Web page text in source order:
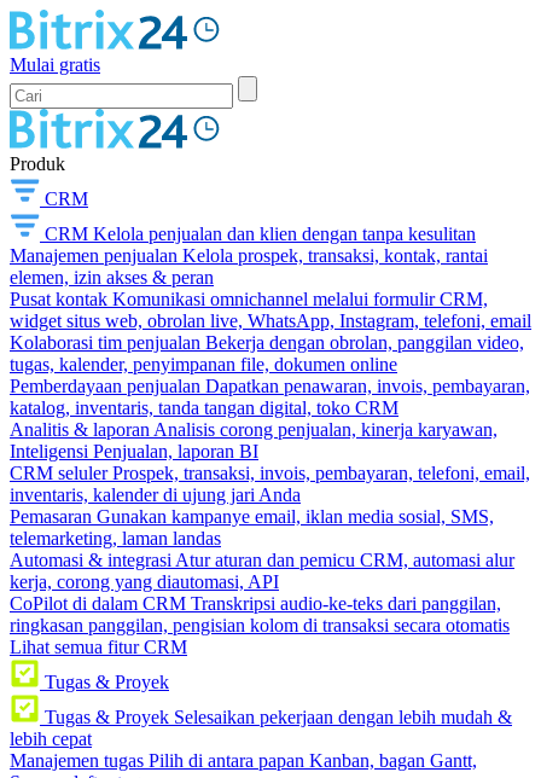
Mulai gratis
Produk
CRM
CRM Kelola penjualan dan klien dengan tanpa kesulitan
Manajemen penjualan Kelola prospek, transaksi, kontak, rantai
elemen, izin akses & peran
Pusat kontak Komunikasi omnichannel melalui formulir CRM,
widget situs web, obrolan live, WhatsApp, Instagram, telefoni, email
Kolaborasi tim penjualan Bekerja dengan obrolan, panggilan video,
tugas, kalender, penyimpanan file, dokumen online
Pemberdayaan penjualan Dapatkan penawaran, invois, pembayaran,
katalog, inventaris, tanda tangan digital, toko CRM
Analitis & laporan Analisis corong penjualan, kinerja karyawan,
Inteligensi Penjualan, laporan BI
CRM seluler Prospek, transaksi, invois, pembayaran, telefoni, email,
inventaris, kalender di ujung jari Anda
Pemasaran Gunakan kampanye email, iklan media sosial, SMS,
telemarketing, laman landas
Automasi & integrasi Atur aturan dan pemicu CRM, automasi alur
kerja, corong yang diautomasi, API
CoPilot di dalam CRM Transkripsi audio-ke-teks dari panggilan,
ringkasan panggilan, pengisian kolom di transaksi secara otomatis
Lihat semua fitur CRM
Tugas & Proyek
Tugas & Proyek Selesaikan pekerjaan dengan lebih mudah &
lebih cepat
Manajemen tugas Pilih di antara papan Kanban, bagan Gantt,